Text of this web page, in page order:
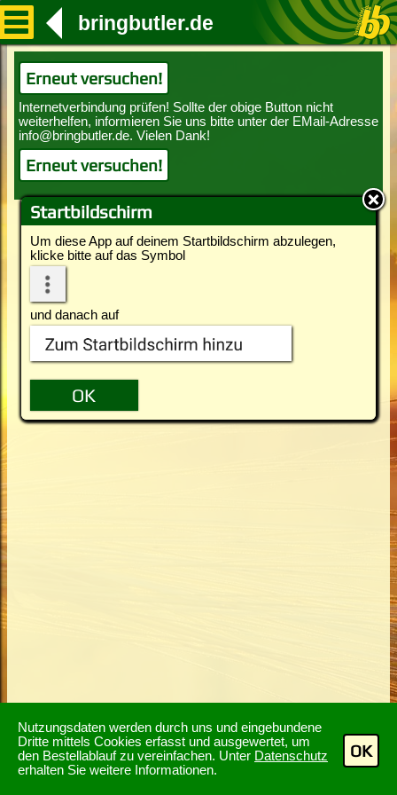
Nutzungsdaten werden durch uns und eingebundene
Dritte mittels Cookies erfasst und ausgewertet, um
den Bestellablauf zu vereinfachen. Unter Datenschutz
erhalten Sie weitere Informationen.
OK
Startbildschirm
Um diese App auf deinem Startbildschirm abzulegen,
klicke bitte auf das Symbol
und danach auf
bringbutler.de
Erneut versuchen!
Erneut versuchen!